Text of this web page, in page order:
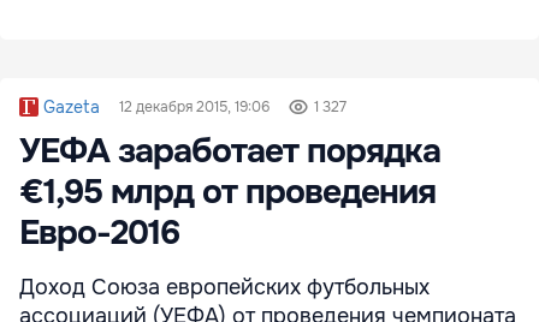
Gazeta 12 декабря 2015, 19:06 1 327
УЕФА заработает порядка
€1,95 млрд от проведения
Евро-2016
Доход Союза европейских футбольных
ассоциаций (УЕФА) от проведения чемпионата